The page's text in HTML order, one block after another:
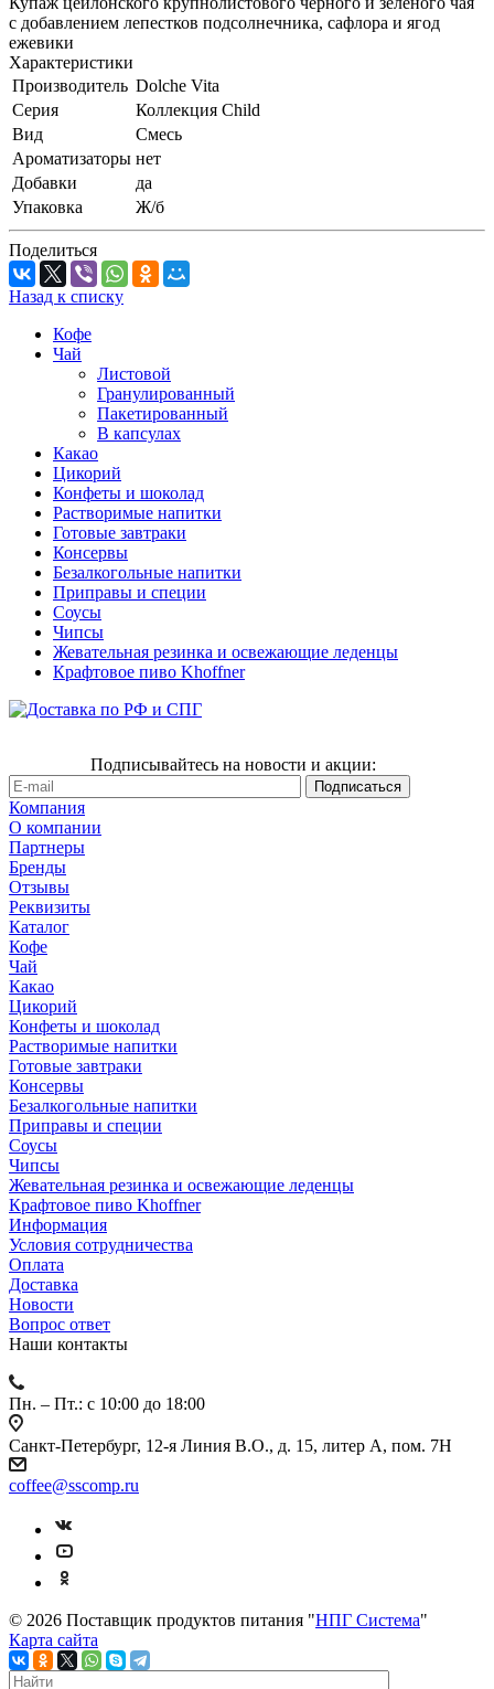
с добавлением лепестков подсолнечника, сафлора и ягод
ежевики
Характеристики
Производитель Dolche Vita
Серия
Коллекция Child
Вид
Смесь
Ароматизаторы нет
Добавки
да
Упаковка
Ж/б
Поделиться
Назад к списку
Кофе
Чай
Листовой
Гранулированный
Пакетированный
В капсулах
Какао
Цикорий
Конфеты и шоколад
Растворимые напитки
Готовые завтраки
Консервы
Безалкогольные напитки
Приправы и специи
Соусы
Чипсы
Жевательная резинка и освежающие леденцы
Крафтовое пиво Khoffner
Подписывайтесь на новости и акции:
Компания
О компании
Партнеры
Бренды
Отзывы
Реквизиты
Каталог
Кофе
Чай
Какао
Цикорий
Конфеты и шоколад
Растворимые напитки
Готовые завтраки
Консервы
Безалкогольные напитки
Приправы и специи
Соусы
Чипсы
Жевательная резинка и освежающие леденцы
Крафтовое пиво Khoffner
Информация
Условия сотрудничества
Оплата
Доставка
Новости
Вопрос ответ
Наши контакты
Пн. – Пт.: с 10:00 до 18:00
Санкт-Петербург, 12-я Линия В.О., д. 15, литер А, пом. 7Н
coffee@sscomp.ru
© 2026 Поставщик продуктов питания "НПГ Система"
Карта сайта